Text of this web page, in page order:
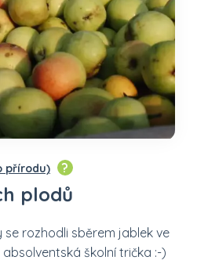
přírodu) ?
plodů
se rozhodli sběrem jablek ve
školní trička :-)